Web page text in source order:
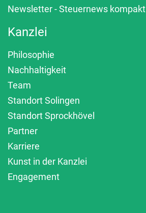
Newsletter - Steuernews kompakt
Kanzlei
Philosophie
Nachhaltigkeit
Team
Standort Solingen
Standort Sprockhövel
Partner
Karriere
Kunst in der Kanzlei
Engagement